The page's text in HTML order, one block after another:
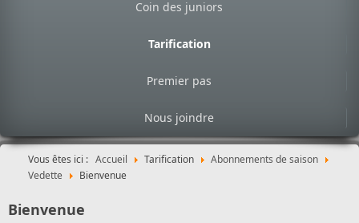
Coin des juniors
Tarification
Premier pas
Nous joindre
Vous êtes ici : Accueil Tarification
Abonnements de saison
Vedette
Bienvenue
Bienvenue